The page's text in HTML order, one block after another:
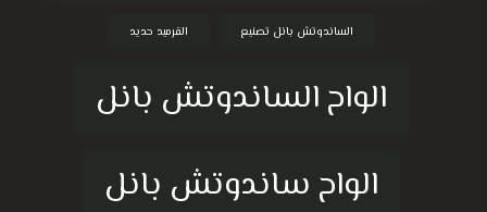
الساندوتش بانل تصنيع القرميد حديد
الواح الساندوتش بانل
الواح ساندوتش بانل